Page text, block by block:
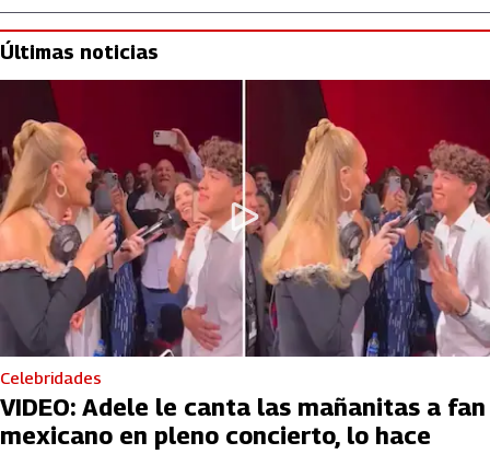
Últimas noticias
Celebridades
VIDEO: Adele le canta las mañanitas a fan
mexicano en pleno concierto, lo hace